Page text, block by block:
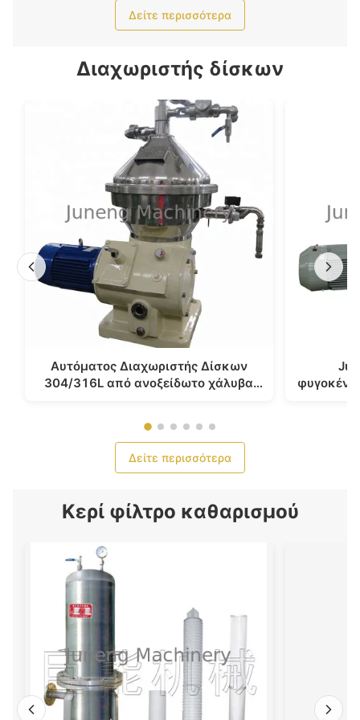
Δείτε περισσότερα
Διαχωριστής δίσκων
Αυτόματος Διαχωριστής Δίσκων
304/316L από ανοξείδωτο χάλυβα
Δείτε περισσότερα
Κερί φίλτρο καθαρισμού